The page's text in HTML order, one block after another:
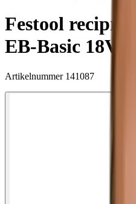
Festool
EB-Basic 18V
Artikelnummer 141087